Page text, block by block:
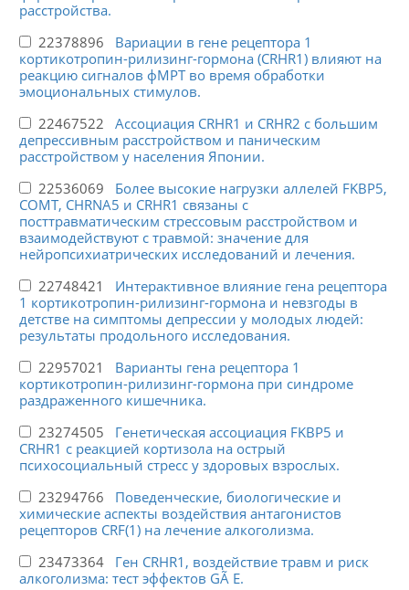
расстройства.
22378896 Вариации в гене рецептора 1
кортикотропин-рилизинг-гормона (CRHR1) влияют на
реакцию сигналов фМРТ во время обработки
эмоциональных стимулов.
22467522 Ассоциация CRHR1 и CRHR2 с большим
депрессивным расстройством и паническим
расстройством у населения Японии.
22536069 Более высокие нагрузки аллелей FKBP5,
COMT, CHRNA5 и CRHR1 связаны с
посттравматическим стрессовым расстройством и
взаимодействуют с травмой: значение для
нейропсихиатрических исследований и лечения.
22748421 Интерактивное влияние гена рецептора
1 кортикотропин-рилизинг-гормона и невзгоды в
детстве на симптомы депрессии у молодых людей:
результаты продольного исследования.
22957021 Варианты гена рецептора 1
кортикотропин-рилизинг-гормона при синдроме
раздраженного кишечника.
23274505 Генетическая ассоциация FKBP5 и
CRHR1 с реакцией кортизола на острый
психосоциальный стресс у здоровых взрослых.
23294766 Поведенческие, биологические и
химические аспекты воздействия антагонистов
рецепторов CRF(1) на лечение алкоголизма.
23473364 Ген CRHR1, воздействие травм и риск
алкоголизма: тест эффектов GÃ E.